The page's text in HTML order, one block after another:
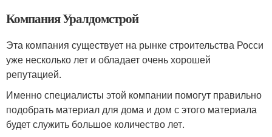
Компания Уралдомстрой
Эта компания существует на рынке строительства Росси
уже несколько лет и обладает очень хорошей
репутацией.
Именно специалисты этой компании помогут правильно
подобрать материал для дома и дом с этого материала
будет служить большое количество лет.